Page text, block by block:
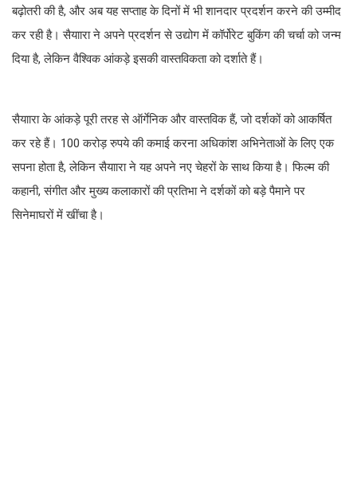
बढ़ोतरी की है, और अब यह सप्ताह के दिनों में भी शानदार प्रदर्शन करने की उम्मीद
कर रही है। सैयाारा ने अपने प्रदर्शन से उद्योग में कॉर्पोरेट बुकिंग की चर्चा को जन्म
दिया है, लेकिन वैश्विक आंकड़े इसकी वास्तविकता को दर्शाते हैं।
सैयाारा के आंकड़े पूरी तरह से ऑर्गेनिक और वास्तविक हैं, जो दर्शकों को आकर्षित
कर रहे हैं। 100 करोड़ रुपये की कमाई करना अधिकांश अभिनेताओं के लिए एक
सपना होता है, लेकिन सैयाारा ने यह अपने नए चेहरों के साथ किया है। फिल्म की
कहानी, संगीत और मुख्य कलाकारों की प्रतिभा ने दर्शकों को बड़े पैमाने पर
सिनेमाघरों में खींचा है।